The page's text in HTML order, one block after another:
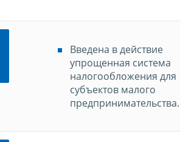
Введена в действие
упрощенная система
налогообложения для
субъектов малого
предпринимательства.